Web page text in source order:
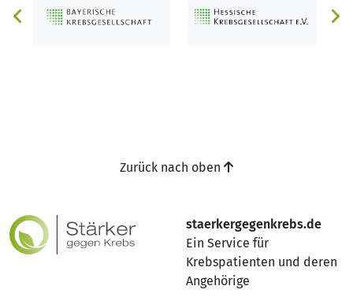
staerkergegenkrebs.de
Ein Service für
Krebspatienten und deren
Angehörige
Zurück nach oben